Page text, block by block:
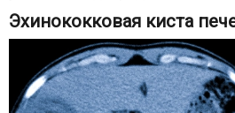
Эхинококковая киста